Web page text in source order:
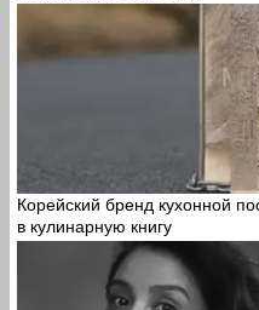
Корейский бренд кухонной
в кулинарную книгу